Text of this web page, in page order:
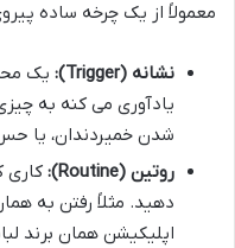
معمولاً از یک چرخه ساده
نشانه (Trigger):
یک
یادآوری می کنه به
شدن خمیردندان، یا
روتین (Routine):
کاری
دهید. مثلاً رفتن به
اپلیکیشن همان برند